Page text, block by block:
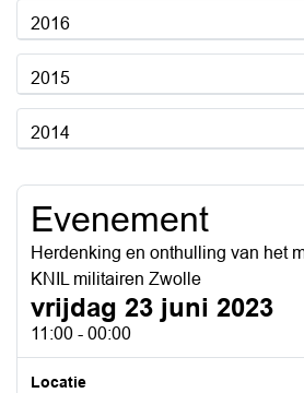
2016
2015
2014
Evenement
Herdenking en onthulling van het
KNIL militairen Zwolle
vrijdag 23 juni 2023
11:00 - 00:00
Locatie